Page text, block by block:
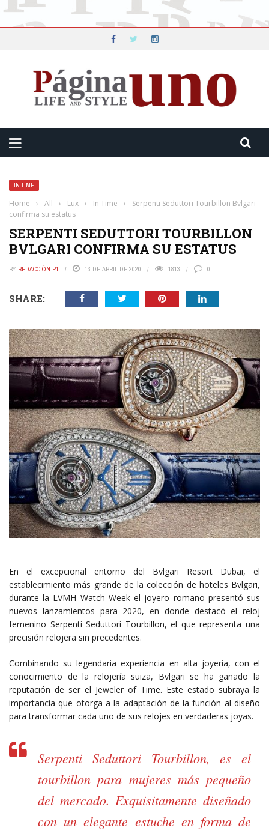
IN TIME
Home › All › Lux › In Time ›
Serpenti Seduttori Tourbillon Bvlgari
confirma su estatus
SERPENTI SEDUTTORI TOURBILLON
BVLGARI CONFIRMA SU ESTATUS
BY REDACCIÓN P1 13 DE ABRIL DE 2020 1813 0
SHARE:
En el excepcional entorno del Bvlgari Resort Dubai, el
establecimiento más grande de la colección de hoteles Bvlgari,
durante la LVMH Watch Week el joyero romano presentó sus
nuevos lanzamientos para 2020, en donde destacó el reloj
femenino Serpenti Seduttori Tourbillon, el que representa una
precisión relojera sin precedentes.
Combinando su legendaria experiencia en alta joyería, con el
conocimiento de la relojería suiza, Bvlgari se ha ganado la
reputación de ser el Jeweler of Time. Este estado subraya la
importancia que otorga a la adaptación de la función al diseño
para transformar cada uno de sus relojes en verdaderas joyas.
Serpenti Seduttori Tourbillon, es el
tourbillon para mujeres más pequeño
del mercado. Exquisitamente diseñado
con un elegante estuche en forma de